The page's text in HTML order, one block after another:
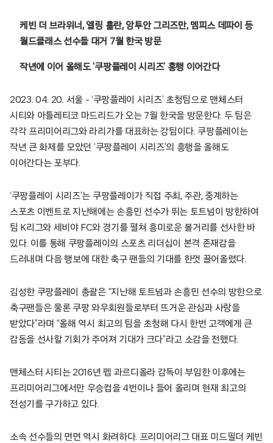
케빈 더 브라위너, 엘링 홀란, 앙투안 그리즈만, 멤피스 데파이 등
월드클래스 선수들 대거 7월 한국 방문
작년에 이어 올해도 ‘쿠팡플레이 시리즈’ 흥행 이어간다
2023. 04. 20. 서울 – ‘쿠팡플레이 시리즈’ 초청팀으로 맨체스터
시티와 아틀레티코 마드리드가 오는 7월 한국을 방문한다. 두 팀은
각각 프리미어리그와 라리가를 대표하는 강팀이다. 쿠팡플레이는
작년 큰 화제를 모았던 ‘쿠팡플레이 시리즈’의 흥행을 올해도
이어간다는 포부다.
‘쿠팡플레이 시리즈’는 쿠팡플레이가 직접 주최, 주관, 중계하는
스포츠 이벤트로 지난해에는 손흥민 선수가 뛰는 토트넘이 방한하여
팀 K리그와 세비야 FC와 경기를 펼쳐 흥미로운 볼거리를 선사한 바
있다. 이를 통해 쿠팡플레이의 스포츠 리더십이 본격 존재감을
드러내며 다음 행보에 대한 축구 팬들의 기대를 한껏 끌어올렸다.
김성한 쿠팡플레이 총괄은 “지난해 토트넘과 손흥민 선수의 방한으로
축구팬들은 물론 쿠팡 와우회원들로부터 뜨거운 관심과 사랑을
받았다”라며 “올해 역시 최고의 팀을 초청해 다시 한번 고객에게 큰
감동을 선사할 기회가 주어져 기대가 크다”라고 소감을 전했다.
맨체스터 시티는 2016년 펩 과르디올라 감독이 부임한 이후에는
프리미어리그에서만 우승컵을 4번이나 들어 올리며 현재 최고의
전성기를 구가하고 있다.
소속 선수들의 면면 역시 화려하다. 프리미어리그 대표 미드필더 케빈